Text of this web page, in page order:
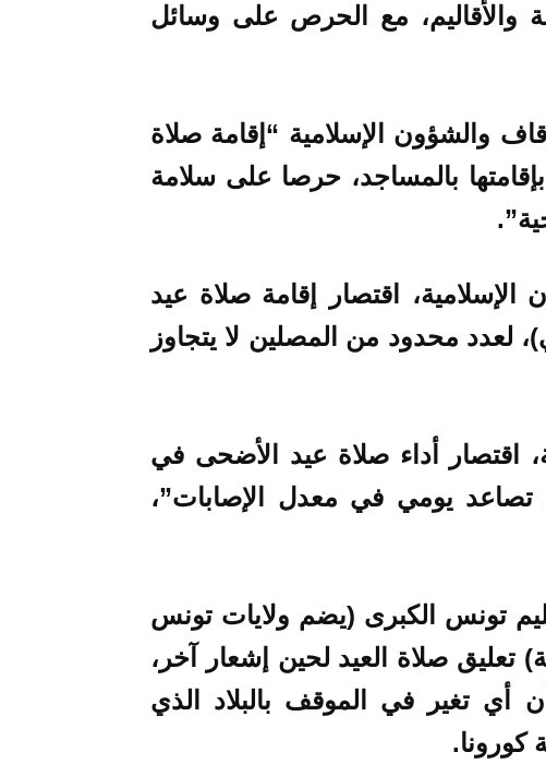
والأقاليم، مع الحرص على وسائل
والشؤون الإسلامية “إقامة صلاة
بالمساجد، حرصا على سلامة
اقتصار إقامة صلاة عيد
لعدد محدود من المصلين لا يتجاوز
اقتصار أداء صلاة عيد الأضحى في
يومي في معدل الإصابات”،
إقليم تونس الكبرى (يضم ولايات تونس
تعليق صلاة العيد لحين إشعار آخر،
تغير في الموقف بالبلاد الذي